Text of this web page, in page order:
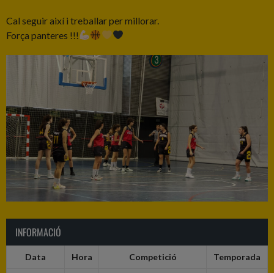
Cal seguir així i treballar per millorar.
Força panteres !!!
INFORMACIÓ
Data Hora Competició Temporada